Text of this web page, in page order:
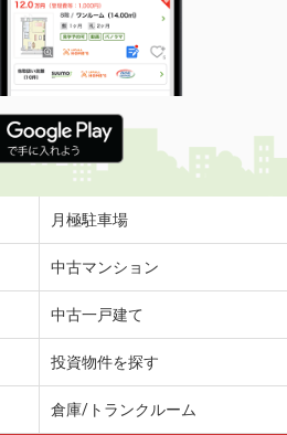
月極駐車場
中古マンション
中古一戸建て
投資物件を探す
倉庫/トランクルーム